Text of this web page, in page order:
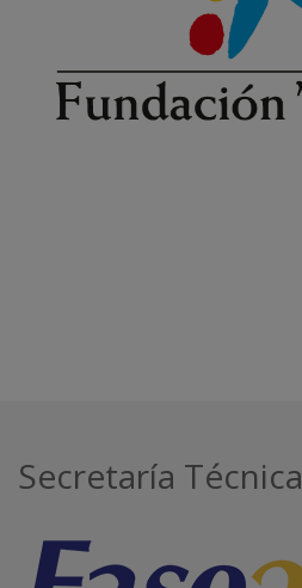
Secretaría Técnica